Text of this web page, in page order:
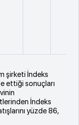
şirketi İndeks
ettiği sonuçları
İndeks
yüzde 86,